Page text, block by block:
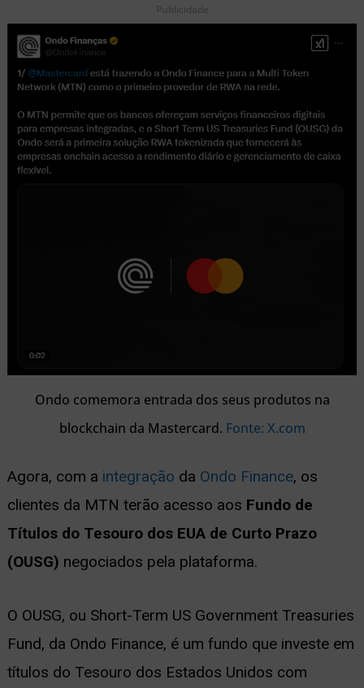
Publicidade
Ondo comemora entrada dos seus produtos na
blockchain da Mastercard. Fonte: X.com
Agora, com a integração da Ondo Finance, os
clientes da MTN terão acesso aos Fundo de
Títulos do Tesouro dos EUA de Curto Prazo
(OUSG) negociados pela plataforma.
O OUSG, ou Short-Term US Government Treasuries
Fund, da Ondo Finance, é um fundo que investe em
títulos do Tesouro dos Estados Unidos com